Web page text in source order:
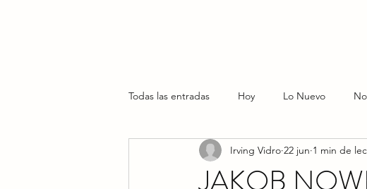
Todas las entradas Hoy Lo Nuevo
JAKOB
Irving Vidro 22 jun 1 min de